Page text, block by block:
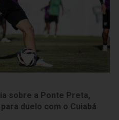
sobre a Ponte Preta,
duelo com o Cuiabá